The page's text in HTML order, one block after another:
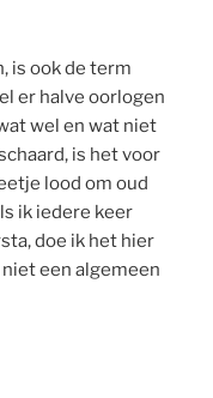
is ook de term
er halve oorlogen
wel en wat niet
is het voor
lood om oud
ik iedere keer
doe ik het hier
een algemeen